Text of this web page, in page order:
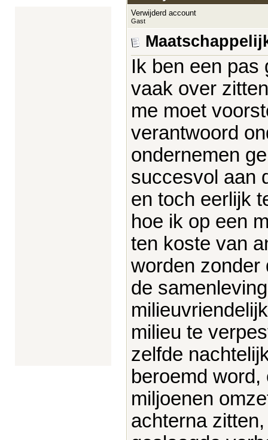
Verwijderd account
Gast
Ik ben een pas
vaak over
me moet
verantwoord
ondernemen
succesvol aan
en toch eerlijk
hoe ik op een
ten koste van
worden zonder
de
milieu te
zelfde
beroemd
miljoenen
achterna